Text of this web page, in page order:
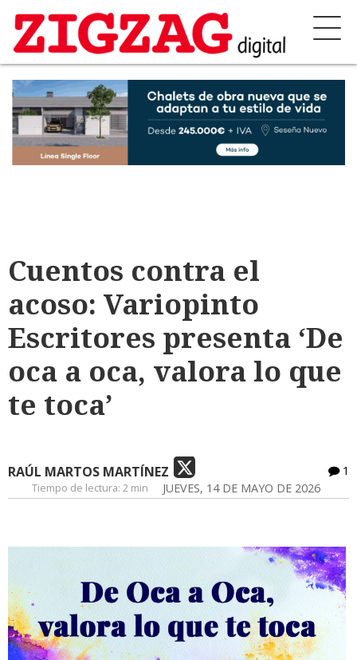
Cuentos contra el
acoso: Variopinto
Escritores presenta ‘De
oca a oca, valora lo que
te toca’
RAÚL MARTOS MARTÍNEZ
1
JUEVES, 14 DE MAYO DE 2026
Tiempo de lectura: 2 min